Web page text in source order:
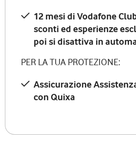
12 mesi di Vodafone
sconti ed esperienze
poi si disattiva in
PER LA TUA PROTEZIONE:
Assicurazione
con Quixa